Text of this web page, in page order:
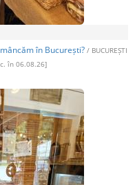
în București? / BUCUREȘTI
în 06.08.26]